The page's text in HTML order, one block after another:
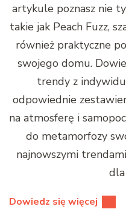
artykule poznasz nie
takie jak Peach Fuzz,
również praktyczne
swojego domu.
trendy z
odpowiednie
na atmosferę i
do metamorfozy
najnowszymi
Dowiedz się więcej